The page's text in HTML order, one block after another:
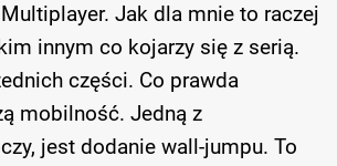
Jak dla mnie to raczej
innym co kojarzy się z serią.
części. Co prawda
mobilność. Jedną z
jest dodanie wall-jumpu. To